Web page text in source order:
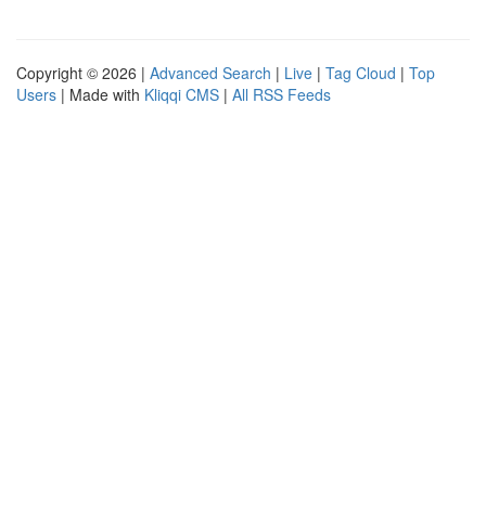
Copyright © 2026 | Advanced Search | Live | Tag Cloud | Top
Users | Made with Kliqqi CMS | All RSS Feeds